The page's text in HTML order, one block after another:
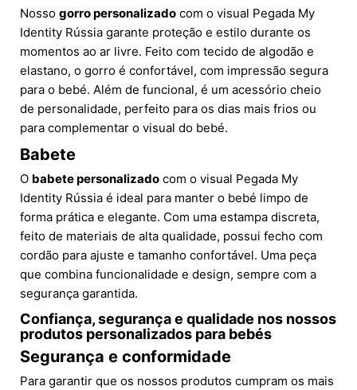
Nosso gorro personalizado com o visual Pegada My
Identity Rússia garante proteção e estilo durante os
momentos ao ar livre. Feito com tecido de algodão e
elastano, o gorro é confortável, com impressão segura
para o bebé. Além de funcional, é um acessório cheio
de personalidade, perfeito para os dias mais frios ou
para complementar o visual do bebé.
Babete
O babete personalizado com o visual Pegada My
Identity Rússia é ideal para manter o bebé limpo de
forma prática e elegante. Com uma estampa discreta,
feito de materiais de alta qualidade, possui fecho com
cordão para ajuste e tamanho confortável. Uma peça
que combina funcionalidade e design, sempre com a
segurança garantida.
Confiança, segurança e qualidade nos nossos
produtos personalizados para bebés
Segurança e conformidade
Para garantir que os nossos produtos cumpram os mais